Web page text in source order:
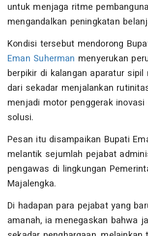
untuk menjaga ritme
mengandalkan peningkatan
Kondisi tersebut mendorong
Eman Suherman menyerukan
berpikir di kalangan aparatur sipil
dari sekadar menjalankan
menjadi motor penggerak
solusi.
Pesan itu disampaikan Bupati
melantik sejumlah pejabat
pengawas di lingkungan
Majalengka.
Di hadapan para pejabat yang
amanah, ia menegaskan bahwa